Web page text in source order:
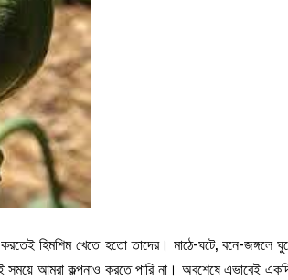
হিমশিম খেতে হতো তাদের। মাঠে-ঘটে, বনে-জঙ্গলে
আমরা কল্পনাও করতে পারি না। অবশেষে এভাবেই